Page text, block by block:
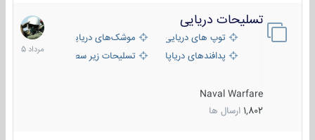
تسلیحات دریایی
توپ های دریایی
موشک‌های دریایی
پدافندهای دریاپایه
تسلیحات زیر سطحی
Naval Warfare
1,802 ارسال ها
2
مرداد
1405